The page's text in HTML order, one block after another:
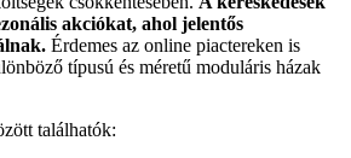
akciókat, ahol jelentős
Érdemes az online piactereken is
típusú és méretű moduláris házak
találhatók: